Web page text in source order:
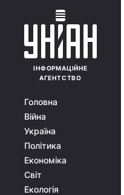
ІНФОРМАЦІЙНЕ
АГЕНТСТВО
Головна
Війна
Україна
Політика
Економіка
Світ
Екологія